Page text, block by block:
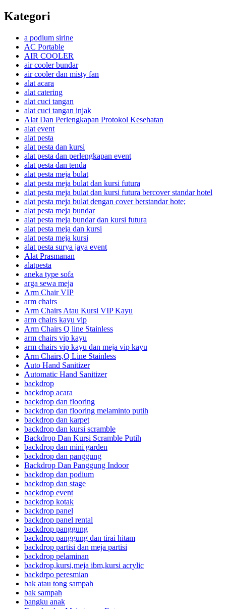
Kategori
a podium sirine
AC Portable
AIR COOLER
air cooler bundar
air cooler dan misty fan
alat acara
alat catering
alat cuci tangan
alat cuci tangan injak
Alat Dan Perlengkapan Protokol Kesehatan
alat event
alat pesta
alat pesta dan kursi
alat pesta dan perlengkapan event
alat pesta dan tenda
alat pesta meja bulat
alat pesta meja bulat dan kursi futura
alat pesta meja bulat dan kursi futura bercover standar hotel
alat pesta meja bulat dengan cover berstandar hote;
alat pesta meja bundar
alat pesta meja bundar dan kursi futura
alat pesta meja dan kursi
alat pesta meja kursi
alat pesta surya jaya event
Alat Prasmanan
alatpesta
aneka type sofa
arga sewa meja
Arm Chair VIP
arm chairs
Arm Chairs Atau Kursi VIP Kayu
arm chairs kayu vip
Arm Chairs Q line Stainless
arm chairs vip kayu
arm chairs vip kayu dan meja vip kayu
Arm Chairs,Q Line Stainless
Auto Hand Sanitizer
Automatic Hand Sanitizer
backdrop
backdrop acara
backdrop dan flooring
backdrop dan flooring melaminto putih
backdrop dan karpet
backdrop dan kursi scramble
Backdrop Dan Kursi Scramble Putih
backdrop dan mini garden
backdrop dan panggung
Backdrop Dan Panggung Indoor
backdrop dan podium
backdrop dan stage
backdrop event
backdrop kotak
backdrop panel
backdrop panel rental
backdrop panggung
backdrop panggung dan tirai hitam
backdrop partisi dan meja partisi
backdrop pelaminan
backdrop,kursi,meja ibm,kursi acrylic
backdrpo peresmian
bak atau tong sampah
bak sampah
bangku anak